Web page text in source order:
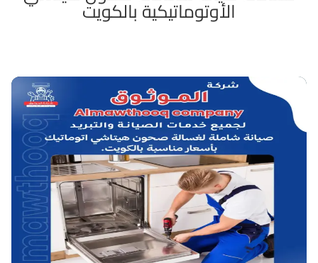
الأوتوماتيكية بالكويت